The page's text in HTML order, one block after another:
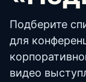
Подберите
для
видео